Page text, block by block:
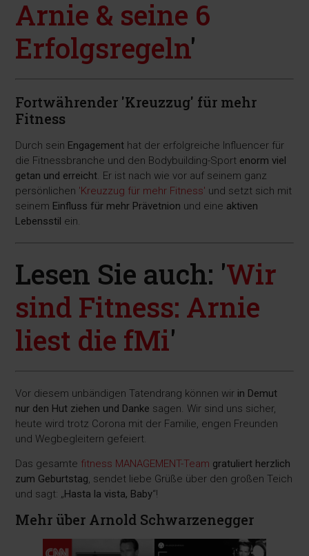
Arnie & seine 6
Erfolgsregeln'
Fortwährender 'Kreuzzug' für mehr
Fitness
Durch sein Engagement hat der erfolgreiche Influencer für
die Fitnessbranche und den Bodybuilding-Sport enorm viel
getan und erreicht. Er ist nach wie vor auf seinem ganz
persönlichen 'Kreuzzug für mehr Fitness' und setzt sich mit
seinem Einfluss für mehr Prävetnion und eine aktiven
Lebensstil ein.
Lesen Sie auch: 'Wir
sind Fitness: Arnie
liest die fMi'
Vor diesem unbändigen Tatendrang können wir in Demut
nur den Hut ziehen und Danke sagen. Wir sind uns sicher,
heute wird trotz Corona mit der Familie, engen Freunden
und Wegbegleitern gefeiert.
Das gesamte fitness MANAGEMENT-Team gratuliert herzlich
zum Geburtstag, sendet liebe Grüße über den großen Teich
und sagt: „Hasta la vista, Baby“!
Mehr über Arnold Schwarzenegger